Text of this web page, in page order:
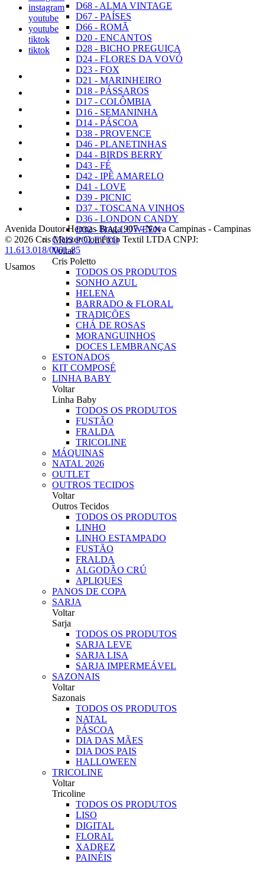
D68 - ALMA VINTAGE
D67 - PAÍSES
D66 - ROMÃ
D20 - ENCANTOS
D28 - BICHO PREGUIÇA
D24 - FLORES DA VOVÓ
D23 - FOX
D21 - MARINHEIRO
D18 - PÁSSAROS
D17 - COLÔMBIA
D16 - SEMANINHA
D14 - PÁSCOA
D38 - PROVENCE
D46 - PLANETINHAS
D44 - BIRDS BERRY
D43 - FÉ
D42 - IPÊ AMARELO
D41 - LOVE
D39 - PICNIC
D37 - TOSCANA VINHOS
D36 - LONDON CANDY
D32 - HALLOWEEN
CRIS POLETTO
Voltar
Cris Poletto
TODOS OS PRODUTOS
SONHO AZUL
HELENA
BARRADO & FLORAL
TRADIÇÕES
CHÁ DE ROSAS
MORANGUINHOS
DOCES LEMBRANÇAS
ESTONADOS
KIT COMPOSÉ
LINHA BABY
Voltar
Linha Baby
TODOS OS PRODUTOS
FUSTÃO
FRALDA
TRICOLINE
MÁQUINAS
NATAL 2026
OUTLET
OUTROS TECIDOS
Voltar
Outros Tecidos
TODOS OS PRODUTOS
LINHO
LINHO ESTAMPADO
FUSTÃO
FRALDA
ALGODÃO CRÚ
APLIQUES
PANOS DE COPA
SARJA
Voltar
Sarja
TODOS OS PRODUTOS
SARJA LEVE
SARJA LISA
SARJA IMPERMEÁVEL
SAZONAIS
Voltar
Sazonais
TODOS OS PRODUTOS
NATAL
PÁSCOA
DIA DAS MÃES
DIA DOS PAIS
HALLOWEEN
TRICOLINE
Voltar
Tricoline
TODOS OS PRODUTOS
LISO
DIGITAL
FLORAL
XADREZ
PAINÉIS
instagram
youtube
youtube
tiktok
tiktok
Avenida Doutor Hermas Braga 907-Nova Campinas - Campinas
© 2026 Cris Mazzer Comércio Textil LTDA CNPJ:
11.613.018/0001-85
Usamos